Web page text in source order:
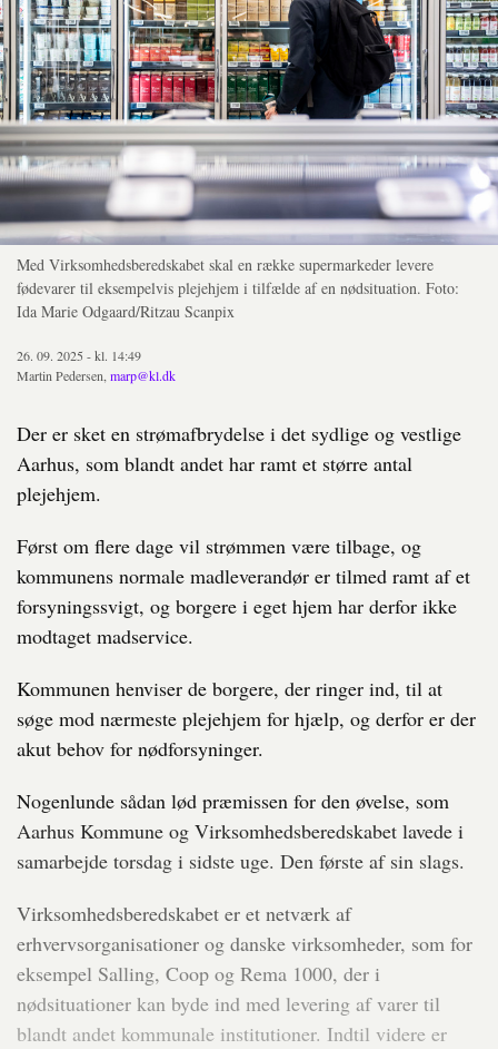
Med Virksomhedsberedskabet skal en række supermarkeder levere
fødevarer til eksempelvis plejehjem i tilfælde af en nødsituation. Foto:
Ida Marie Odgaard/Ritzau Scanpix
26. 09. 2025 - kl. 14:49
Martin Pedersen, marp@kl.dk
Der er sket en strømafbrydelse i det sydlige og vestlige
Aarhus, som blandt andet har ramt et større antal
plejehjem.
Først om flere dage vil strømmen være tilbage, og
kommunens normale madleverandør er tilmed ramt af et
forsyningssvigt, og borgere i eget hjem har derfor ikke
modtaget madservice.
Kommunen henviser de borgere, der ringer ind, til at
søge mod nærmeste plejehjem for hjælp, og derfor er der
akut behov for nødforsyninger.
Nogenlunde sådan lød præmissen for den øvelse, som
Aarhus Kommune og Virksomhedsberedskabet lavede i
samarbejde torsdag i sidste uge. Den første af sin slags.
Virksomhedsberedskabet er et netværk af
erhvervsorganisationer og danske virksomheder, som for
eksempel Salling, Coop og Rema 1000, der i
nødsituationer kan byde ind med levering af varer til
blandt andet kommunale institutioner. Indtil videre er